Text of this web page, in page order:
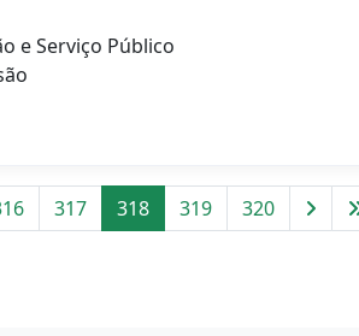
e Serviço Público
317 318 319 320